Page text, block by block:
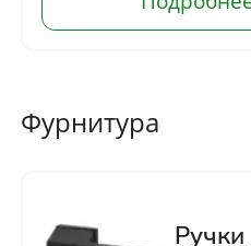
Фурнитура